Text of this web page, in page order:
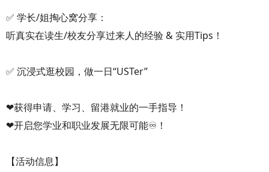
✅ 学长/姐掏心窝分享：
听真实在读生/校友分享过来人的经验 & 实用Tips！
✅ 沉浸式逛校园，做一日“USTer”
❤获得申请、学习、留港就业的一手指导！
❤开启您学业和职业发展无限可能♾！
【活动信息】